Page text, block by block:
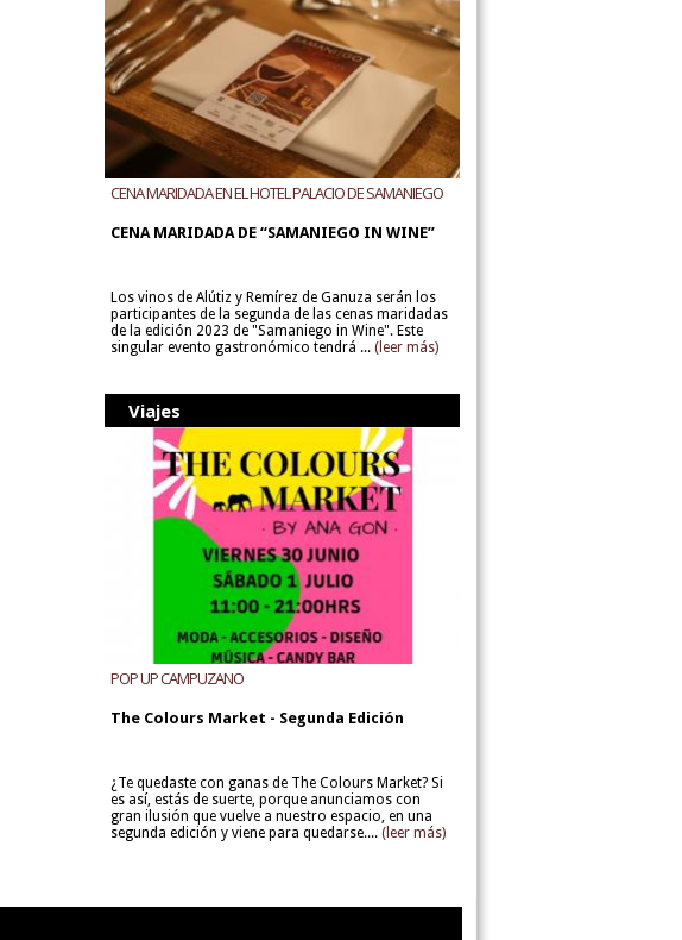
CENA MARIDADA EN EL HOTEL PALACIO DE SAMANIEGO
CENA MARIDADA DE “SAMANIEGO IN WINE”
Los vinos de Alútiz y Remírez de Ganuza serán los
participantes de la segunda de las cenas maridadas
de la edición 2023 de "Samaniego in Wine". Este
singular evento gastronómico tendrá ... (leer más)
Viajes
POP UP CAMPUZANO
The Colours Market - Segunda Edición
¿Te quedaste con ganas de The Colours Market? Si
es así, estás de suerte, porque anunciamos con
gran ilusión que vuelve a nuestro espacio, en una
segunda edición y viene para quedarse.... (leer más)